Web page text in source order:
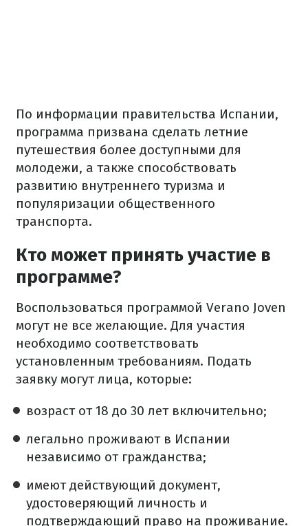
По информации правительства Испании,
программа призвана сделать летние
путешествия более доступными для
молодежи, а также способствовать
развитию внутреннего туризма и
популяризации общественного
транспорта.
Кто может принять участие в
программе?
Воспользоваться программой Verano Joven
могут не все желающие. Для участия
необходимо соответствовать
установленным требованиям. Подать
заявку могут лица, которые:
возраст от 18 до 30 лет включительно;
легально проживают в Испании
независимо от гражданства;
имеют действующий документ,
удостоверяющий личность и
подтверждающий право на проживание.